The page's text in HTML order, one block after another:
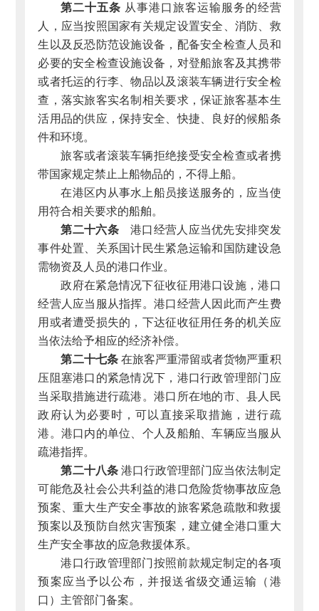
第二十五条 从事港口旅客运输服务的经营
人，应当按照国家有关规定设置安全、消防、救
生以及反恐防范设施设备，配备安全检查人员和
必要的安全检查设施设备，对登船旅客及其携带
或者托运的行李、物品以及滚装车辆进行安全检
查，落实旅客实名制相关要求，保证旅客基本生
活用品的供应，保持安全、快捷、良好的候船条
件和环境。
旅客或者滚装车辆拒绝接受安全检查或者携
带国家规定禁止上船物品的，不得上船。
在港区内从事水上船员接送服务的，应当使
用符合相关要求的船舶。
第二十六条港口经营人应当优先安排突发
事件处置、关系国计民生紧急运输和国防建设急
需物资及人员的港口作业。
政府在紧急情况下征收征用港口设施，港口
经营人应当服从指挥。港口经营人因此而产生费
用或者遭受损失的，下达征收征用任务的机关应
当依法给予相应的经济补偿。
第二十七条在旅客严重滞留或者货物严重积
压阻塞港口的紧急情况下，港口行政管理部门应
当采取措施进行疏港。港口所在地的市、县人民
政府认为必要时，可以直接采取措施，进行疏
港。港口内的单位、个人及船舶、车辆应当服从
疏港指挥。
第二十八条港口行政管理部门应当依法制定
可能危及社会公共利益的港口危险货物事故应急
预案、重大生产安全事故的旅客紧急疏散和救援
预案以及预防自然灾害预案，建立健全港口重大
生产安全事故的应急救援体系。
港口行政管理部门按照前款规定制定的各项
预案应当予以公布，并报送省级交通运输（港
口）主管部门备案。